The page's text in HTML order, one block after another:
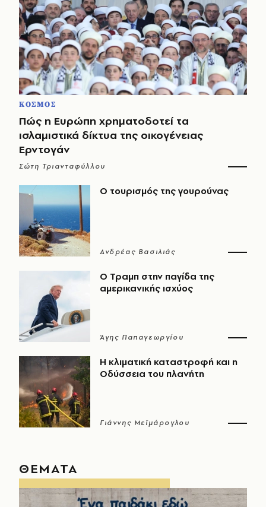
ΚΟΣΜΟΣ
Πώς η Ευρώπη χρηματοδοτεί τα
ισλαμιστικά δίκτυα της οικογένειας
Ερντογάν
Σώτη Τριανταφύλλου
Ο τουρισμός της γουρούνας
Ανδρέας Βασιλιάς
Ο Τραμπ στην παγίδα της
αμερικανικής ισχύος
Άγης Παπαγεωργίου
Η κλιματική καταστροφή και η
Οδύσσεια του πλανήτη
Γιάννης Μεϊμάρογλου
ΘΕΜΑΤΑ